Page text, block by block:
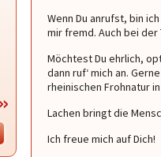
Die aller besten Beraterin für mich 💜
Wenn Du anrufst, bin
mir fremd. Auch bei
Möchtest Du ehrlich,
dann ruf‘ mich an.
rheinischen Frohnatur
Lachen bringt die
Ich freue mich auf Dich!